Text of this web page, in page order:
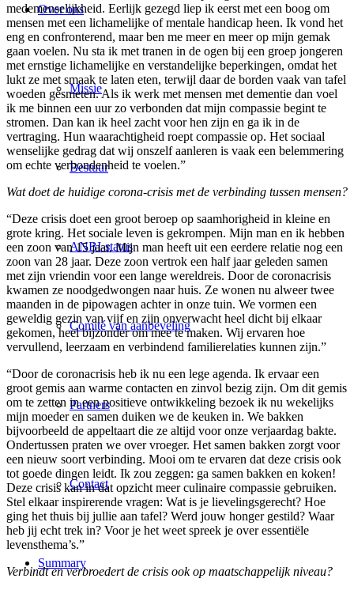
Over ons
Missie
Bestuur
ANBI-status
Comité van aanbeveling
Partners
Contact
Summary
medemenselijkheid. Eerlijk gezegd liep ik eerst met een boog om
mensen met een lichamelijke of mentale handicap heen. Ik vond het
eng en confronterend, maar ben me meer en meer op mijn gemak
gaan voelen. Nu sta ik met tranen in de ogen bij een groep jongeren
met ernstige lichamelijke en verstandelijke beperkingen, omdat het
lukt ze met smaak te laten eten, terwijl daar de borden vaak van tafel
woeden gesmeten. Als ik werk met mensen met dementie dan voel
ik me binnen een uur zo verbonden dat mijn compassie begint te
stromen. Dan kan ik heel zacht voor hen zijn en ga ik in de
vertraging. Hun waarachtigheid roept compassie op. Het sociaal
wenselijke gedrag dat wij onszelf aanleren is vaak een belemmering
om echte verbondenheid te voelen.”
Wat doet de huidige corona-crisis met de verbinding tussen mensen?
“Deze crisis doet een groot beroep op saamhorigheid in kleine en
grote kring. Het sociale leven is gekrompen. Mijn man en ik hebben
een zoon van 15 jaar. Mijn man heeft uit een eerdere relatie nog een
zoon van 28 jaar. Deze zoon vertrok een half jaar geleden samen
met zijn vriendin voor een lange wereldreis. Door de coronacrisis
kwamen ze noodgedwongen naar huis. Ze wonen nu alweer twee
maanden in de pipowagen achter in onze tuin. We vormen een
geweldig gezin van vijf en zijn onverwacht heel dicht bij elkaar
gekomen, heel bijzonder om mee te maken. Wij ervaren hoe
vervullend, leerzaam en verbindend familierelaties kunnen zijn.”
“Door de coronacrisis heb ik nu een lege agenda. Ik ervaar een
groot gemis aan warme contacten en zinvol bezig zijn. Om dit gemis
om te zetten in een positieve ontwikkeling bezoek ik nu wekelijks
mijn moeder en samen duiken we de keuken in. We bakken
bijvoorbeeld de appeltaart die ze altijd voor onze verjaardag bakte.
Ondertussen praten we over vroeger. Het samen bakken zorgt voor
een nieuw soort verbinding. Mooi om te ervaren dat deze crisis ook
tot goede dingen leidt. Ik zou zeggen: ga samen bakken en koken!
Deze crisis kan in dat opzicht meer culinaire compassie gebruiken.
Stel elkaar inspirerende vragen: Wat is je lievelingsgerecht? Hoe
ging het thuis bij jullie aan tafel? Werd jouw honger gestild? Waar
heb jij echt trek in? Voor je het weet spreek je over essentiële
levensthema’s.”
Verbindt en verbroedert de crisis ook op maatschappelijk niveau?